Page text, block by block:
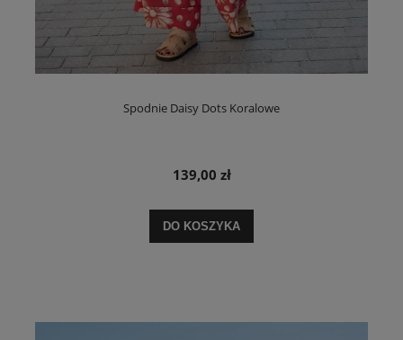
Spodnie Daisy Dots Koralowe
139,00 zł
DO KOSZYKA